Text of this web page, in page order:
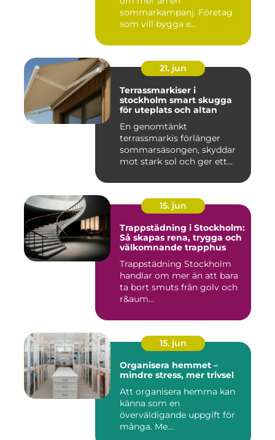
sommarkampanj. Företag
som vill bygga e...
21. jun
Terrassmarkiser i
stockholm smart skugga
för uteplats och altan
En genomtänkt
terrassmarkis förlänger
sommarsäsongen, skyddar
mot stark sol och ger ett
15. jun
Trappstädning i Stockholm:
Så skapas rena, trygga och
välkomnande trapphus
Trappstädning Stockholm
handlar om mer än att bara
ta bort smuts från golv och
r&aum...
15. jun
Organisera hemmet –
mindre stress, mer trivsel
Att organisera hemma kan
känna som en
överväldigande uppgift för
många. Me...